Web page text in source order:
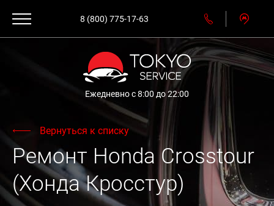
8 (800) 775-17-63
Ежедневно с 8:00 до 22:00
Вернуться к списку
Ремонт Honda Crosstour
(Хонда Кросстур)